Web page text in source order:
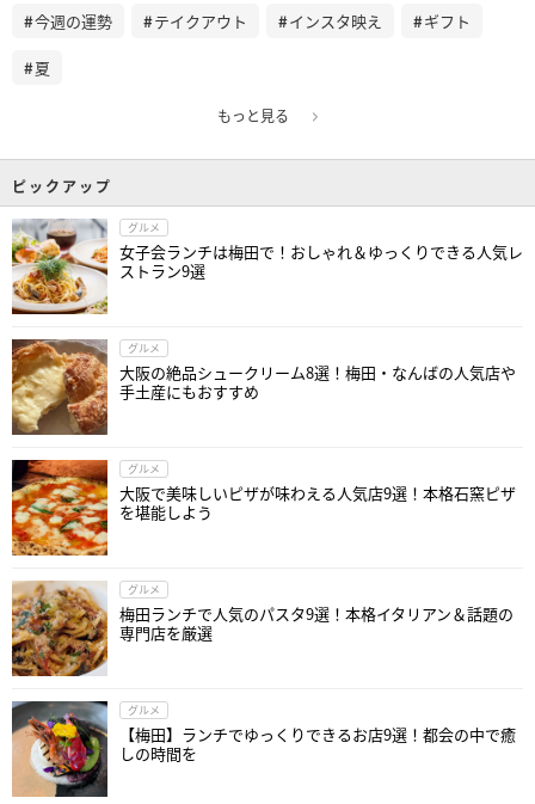
今週の運勢 テイクアウト インスタ映え ギフト
夏
もっと見る
ピックアップ
グルメ
女子会ランチは梅田で！おしゃれ＆ゆっくりできる人気レ
ストラン9選
グルメ
大阪の絶品シュークリーム8選！梅田・なんばの人気店や
手土産にもおすすめ
グルメ
大阪で美味しいピザが味わえる人気店9選！本格石窯ピザ
を堪能しよう
グルメ
梅田ランチで人気のパスタ9選！本格イタリアン＆話題の
専門店を厳選
グルメ
【梅田】ランチでゆっくりできるお店9選！都会の中で癒
しの時間を